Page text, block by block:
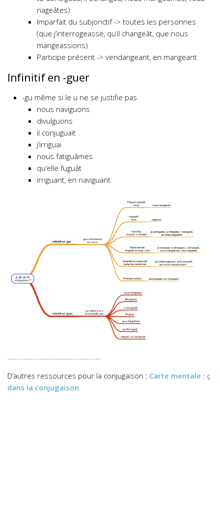
nageâtes)
Imparfait du subjonctif -> toutes les personnes
(que j’interrogeasse, qu’il changeât, que nous
mangeassions)
Participe présent -> vendangeant, en mangeant
Infinitif en -guer
-gu même si le u ne se justifie pas
nous naviguons
divulguons
il conjuguait
j’irriguai
nous fatiguâmes
qu’elle fuguât
irriguant, en naviguant
D’autres ressources pour la conjugaison : Carte mentale : ç
dans la conjugaison